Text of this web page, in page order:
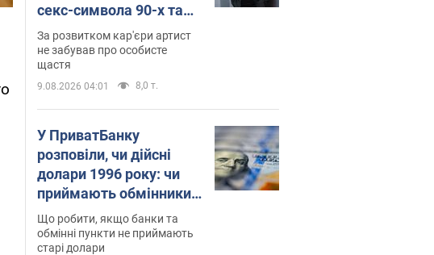
секс-символа 90-х та
який вигляд вони
мають
За розвитком кар'єри артист
не забував про особисте
щастя
9.08.2026 04:01 8,0 т.
У ПриватБанку
розповіли, чи дійсні
долари 1996 року: чи
приймають обмінники
та банки такі купюри
Що робити, якщо банки та
обмінні пункти не приймають
старі долари